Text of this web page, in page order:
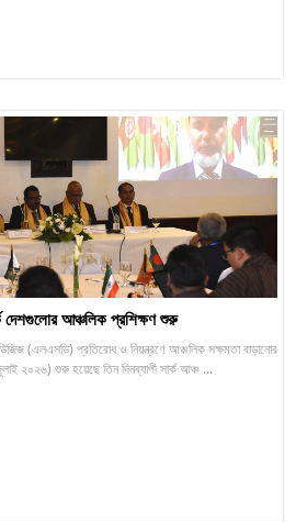
দেশগুলোর আঞ্চলিক প্রশিক্ষণ শুরু
ডিজিজ (এলএসডি) প্রতিরোধ ও নিয়ন্ত্রণে আঞ্চলিক সক্ষমতা বাড়ানোর
২০২৬) শুরু হয়েছে তিন দিনব্যাপী সার্ক আঞ্চ ...